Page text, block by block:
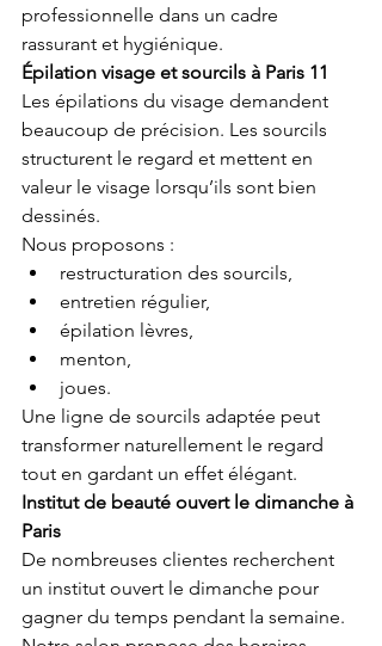
professionnelle dans un cadre
rassurant et hygiénique.
Épilation visage et sourcils à Paris 11
Les épilations du visage demandent
beaucoup de précision. Les sourcils
structurent le regard et mettent en
valeur le visage lorsqu’ils sont bien
dessinés.
Nous proposons :
restructuration des sourcils,
entretien régulier,
épilation lèvres,
menton,
joues.
Une ligne de sourcils adaptée peut
transformer naturellement le regard
tout en gardant un effet élégant.
Institut de beauté ouvert le dimanche à
Paris
De nombreuses clientes recherchent
un institut ouvert le dimanche pour
gagner du temps pendant la semaine.